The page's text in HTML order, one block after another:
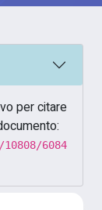
per citare
6084